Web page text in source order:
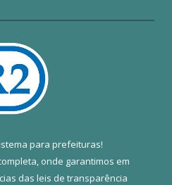
para prefeituras!
onde garantimos em
das leis de transparência